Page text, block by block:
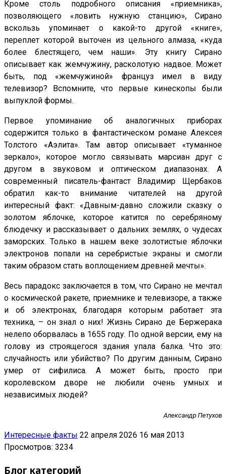
Кроме столь подробного описания «приемника»,
позволяющего «ловить нужную станцию», Сирано
вскользь упоминает о какой-то другой «книге»,
переплет которой выточен из цельного алмаза, «куда
более блестящего, чем наши». Эту книгу Сирано
описывает как жемчужину, расколотую надвое. Может
быть, под «жемчужиной» француз имел в виду
телевизор? Вспомните, что первые кинескопы были
выпуклой формы.
Первое упоминание об аналогичных приборах
содержится только в фантастическом романе Алексея
Толстого «Аэлита». Там автор описывает «туманное
зеркало», которое могло связывать марсиан друг с
другом в звуковом и оптическом диапазонах. А
современный писатель-фантаст Владимир Щербаков
обратил как-то внимание читателей на другой
интересный факт: «Давным-давно сложили сказку о
золотом яблочке, которое катится по серебряному
блюдечку и рассказывает о дальних землях, о чудесах
заморских. Только в нашем веке золотистые яблочки
электронов попали на серебристые экраны и смогли
таким образом стать воплощением древней мечты».
Весь парадокс заключается в том, что Сирано не мечтал
о космической ракете, приемнике и телевизоре, а также
и об электронах, благодаря которым работает эта
техника, – он знал о них! Жизнь Сирано де Бержерака
нелепо оборвалась в 1655 году. По одной версии, ему на
голову из строящегося здания упала балка. Что это:
случайность или убийство? По другим данным, Сирано
умер от сифилиса. А может быть, просто при
королевском дворе не любили очень умных и
независимых людей?
Александр Петухов
Интересные факты 22 апреля 2026 16 мая 2013
Просмотров: 3234
Блог категорий